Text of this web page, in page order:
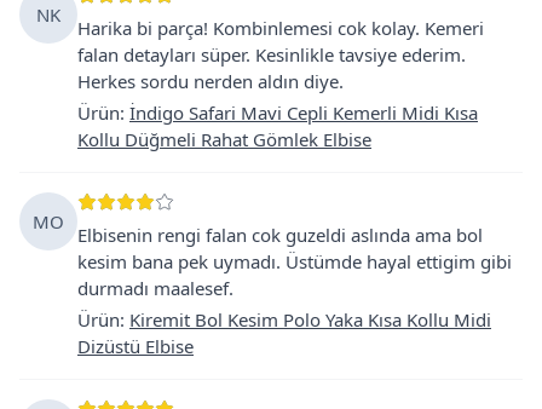
NK
Harika bi parça! Kombinlemesi cok kolay. Kemeri
falan detayları süper. Kesinlikle tavsiye ederim.
Herkes sordu nerden aldın diye.
Ürün: İndigo Safari Mavi Cepli Kemerli Midi Kısa
Kollu Düğmeli Rahat Gömlek Elbise
MO
Elbisenin rengi falan cok guzeldi aslında ama bol
kesim bana pek uymadı. Üstümde hayal ettigim gibi
durmadı maalesef.
Ürün: Kiremit Bol Kesim Polo Yaka Kısa Kollu Midi
Dizüstü Elbise